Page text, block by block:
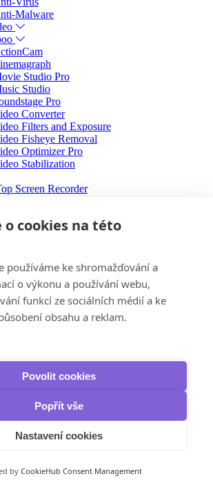
Malware
Studio Pro
Studio
Pro
Converter
Filters and Exposure
Fisheye Removal
Optimizer Pro
Stabilization
Screen Recorder
Design
#8
LT
Electrical
3D
Max
Assistant
& Boost
cookies na této
používáme ke shromažďování a
o výkonu a používání webu,
funkcí ze sociálních médií a ke
obsahu a reklam.
Povolit cookies
Popřít vše
Nastavení cookies
by CookieHub Consent Management